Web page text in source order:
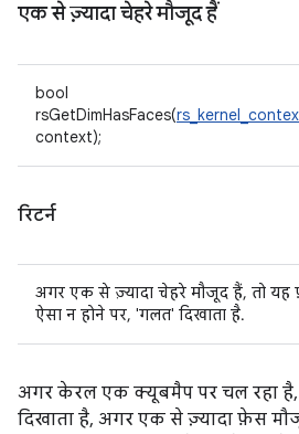
एक से ज़्यादा चेहरे मौजूद हैं
bool
rsGetDimHasFaces(
context);
रिटर्न
अगर एक से ज़्यादा चेहरे मौजूद हैं, तो यह
ऐसा न होने पर, 'गलत' दिखाता है.
अगर केरल एक क्यूबमैप पर चल रहा
दिखाता है, अगर एक से ज़्यादा फ़ेस